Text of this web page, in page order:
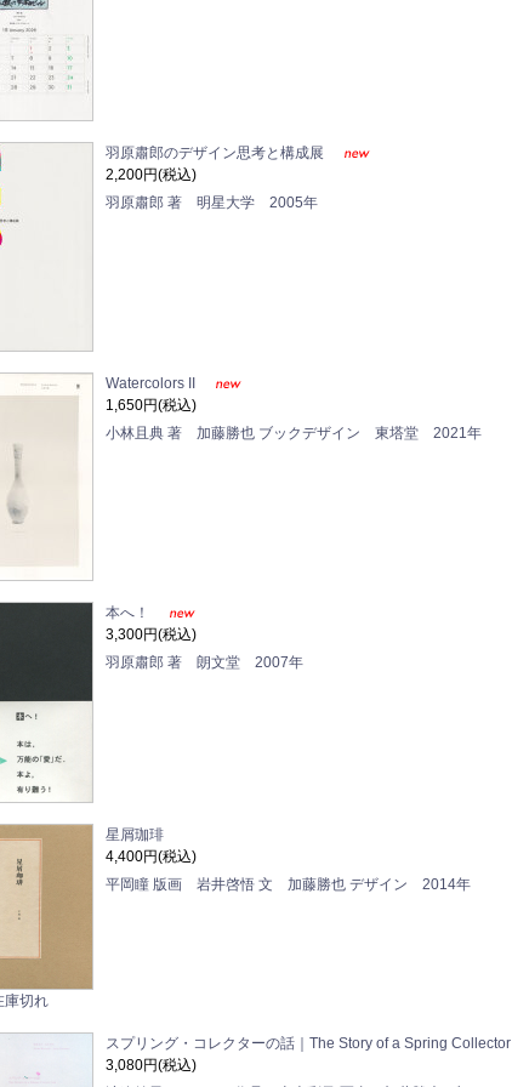
羽原肅郎のデザイン思考と構成展
2,200円(税込)
羽原肅郎 著 明星大学 2005年
Watercolors II
1,650円(税込)
小林且典 著 加藤勝也 ブックデザイン 東塔堂 2021年
本へ！
3,300円(税込)
羽原肅郎 著 朗文堂 2007年
庫切れ
星屑珈琲
4,400円(税込)
平岡瞳 版画 岩井啓悟 文 加藤勝也 デザイン 2014年
スプリング・コレクターの話｜The Story of a Spring Collector
3,080円(税込)